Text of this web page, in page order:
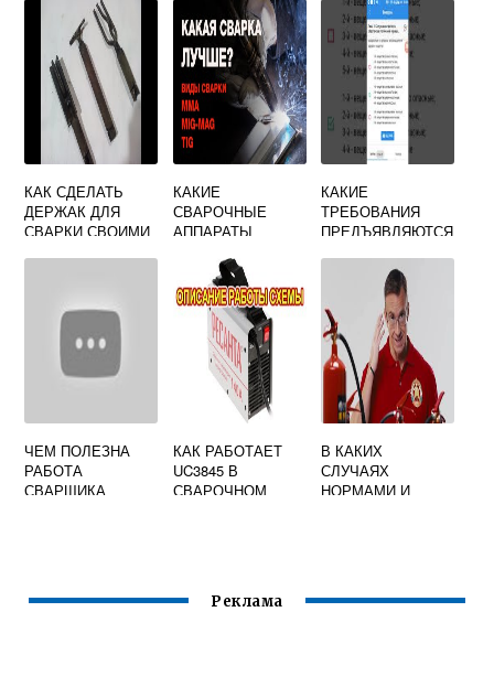
УСЛОВИЯХ
ОТРИЦАТЕЛЬНОЙ
ТЕМПЕРАТУРЫ
УКАЗАНО
НЕВЕРНО
МЕТАЛЛА ПРИ
СВАРКЕ
БЕНЗОГЕНЕРАТО
РУ 3 КВТ
КАК СДЕЛАТЬ
ДЕРЖАК ДЛЯ
СВАРКИ СВОИМИ
КАКИЕ
СВАРОЧНЫЕ
АППАРАТЫ
МЕТАЛЛУ ДЛЯ
ДОМА
КАКИЕ
ТРЕБОВАНИЯ
ПРЕДЪЯВЛЯЮТСЯ
РАСПОЛОЖЕНИЮ
ОРГАНОВ
УПРАВЛЕНИЯ
ЭЛЕКТРОСВАРОЧ
НЫХ УСТАНОВОК
ЧЕМ ПОЛЕЗНА
РАБОТА
СВАРЩИКА
КАК РАБОТАЕТ
UC3845 В
СВАРОЧНОМ
В КАКИХ
СЛУЧАЯХ
НОРМАМИ И
СВАРОЧНЫХ
Реклама